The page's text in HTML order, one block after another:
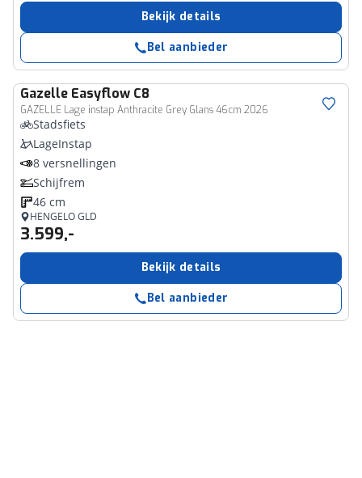
Bekijk details
Bel aanbieder
Gazelle Easyflow C8
GAZELLE Lage instap Anthracite Grey Glans 46cm 2026
Stadsfiets
LageInstap
8 versnellingen
Schijfrem
46 cm
HENGELO GLD
3.599,-
Bekijk details
Bel aanbieder